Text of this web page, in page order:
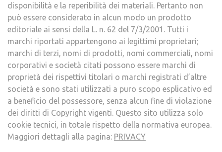
disponibilità e la reperibilità dei materiali. Pertanto non
può essere considerato in alcun modo un prodotto
editoriale ai sensi della L. n. 62 del 7/3/2001. Tutti i
marchi riportati appartengono ai legittimi proprietari;
marchi di terzi, nomi di prodotti, nomi commerciali, nomi
corporativi e società citati possono essere marchi di
proprietà dei rispettivi titolari o marchi registrati d’altre
società e sono stati utilizzati a puro scopo esplicativo ed
a beneficio del possessore, senza alcun fine di violazione
dei diritti di Copyright vigenti. Questo sito utilizza solo
cookie tecnici, in totale rispetto della normativa europea.
Maggiori dettagli alla pagina: PRIVACY